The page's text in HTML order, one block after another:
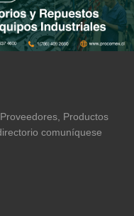
Productos
comuníquese